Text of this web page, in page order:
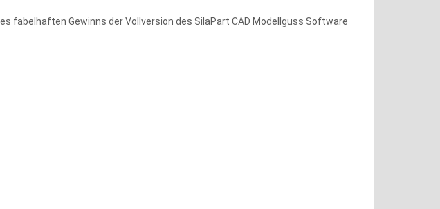
fabelhaften Gewinns der Vollversion des SilaPart CAD Modellguss Software